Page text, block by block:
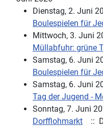
Dienstag, 2. Juni
Boulespielen für
Mittwoch, 3. Juni
Müllabfuhr: grüne
Samstag, 6. Juni
Boulespielen für
Samstag, 6. Juni
Tag der Jugend -
Sonntag, 7. Juni
Dorfflohmarkt
::